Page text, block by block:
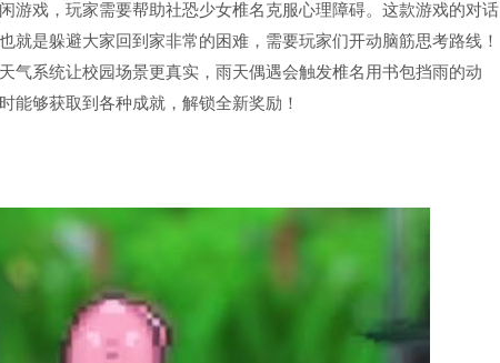
游戏，玩家需要帮助社恐少女椎名克服心理障碍。这款游戏的对话
就是躲避大家回到家非常的困难，需要玩家们开动脑筋思考路线！
气系统让校园场景更真实，雨天偶遇会触发椎名用书包挡雨的动
能够获取到各种成就，解锁全新奖励！